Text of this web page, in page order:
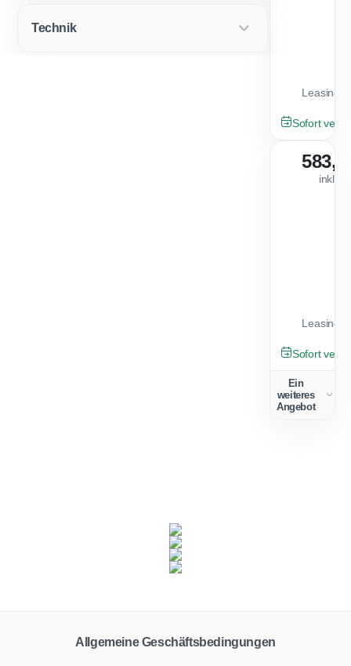
Technik
GEBRAUCHT
Sofort
NEU
inkl.
Sofort
Ein
weiteres
Angebot
Vertragstyp
Allgemeine Geschäftsbedingungen